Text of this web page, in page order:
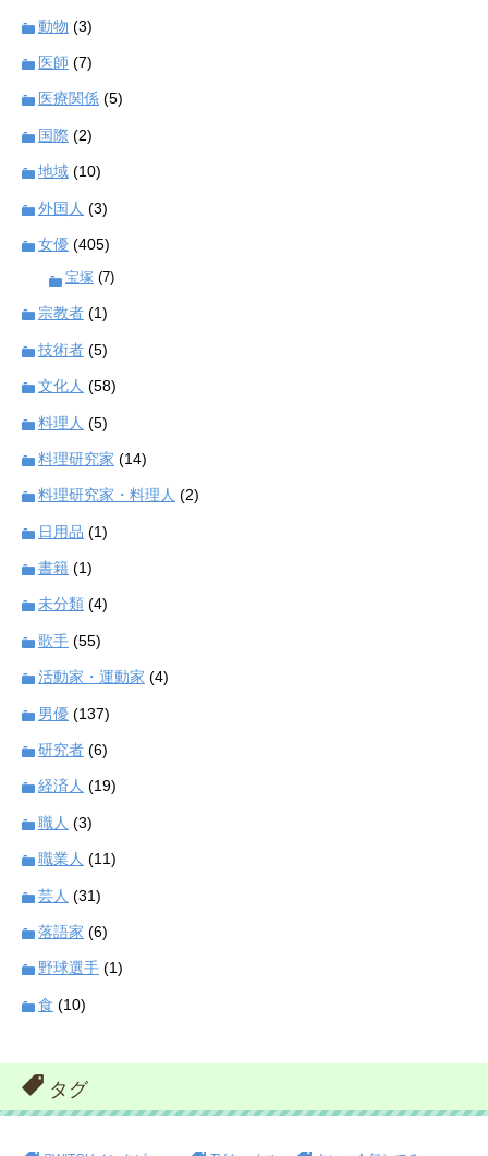
動物 (3)
医師 (7)
医療関係 (5)
国際 (2)
地域 (10)
外国人 (3)
女優 (405)
宝塚 (7)
宗教者 (1)
技術者 (5)
文化人 (58)
料理人 (5)
料理研究家 (14)
料理研究家・料理人 (2)
日用品 (1)
書籍 (1)
未分類 (4)
歌手 (55)
活動家・運動家 (4)
男優 (137)
研究者 (6)
経済人 (19)
職人 (3)
職業人 (11)
芸人 (31)
落語家 (6)
野球選手 (1)
食 (10)
タグ